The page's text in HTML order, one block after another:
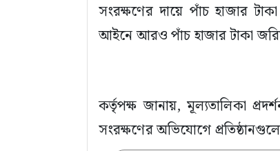
সংরক্ষণের দায়ে পাঁচ হাজার
আইনে আরও পাঁচ হাজার টাকা
কর্তৃপক্ষ জানায়, মূল্যতালিকা
সংরক্ষণের অভিযোগে